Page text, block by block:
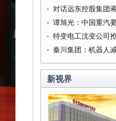
对话远东控股集团
球最好的企业
谭旭光：中国重汽
的管理体系
特变电工沈变公司
秦川集团：机器人
新视界